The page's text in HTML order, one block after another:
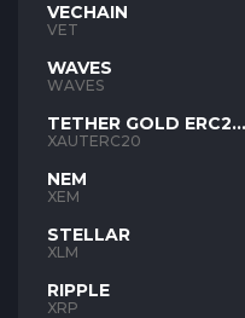
VECHAIN
VET
WAVES
WAVES
TETHER GOLD ERC20
XAUT
XAUTERC20
NEM
XEM
STELLAR
XLM
RIPPLE
XRP